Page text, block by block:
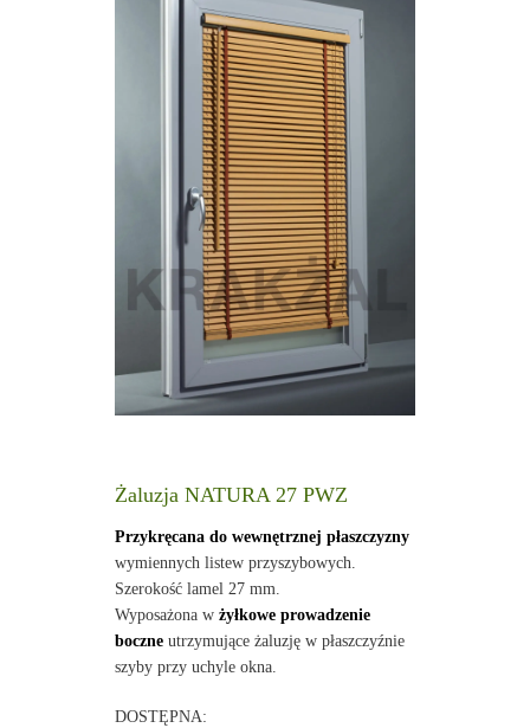
Żaluzja NATURA 27 PWZ
Przykręcana do wewnętrznej płaszczyzny
wymiennych listew przyszybowych.
Szerokość lamel 27 mm.
Wyposażona w żyłkowe prowadzenie
boczneutrzymujące żaluzję w płaszczyźnie
szyby przy uchyle okna.
DOSTĘPNA: